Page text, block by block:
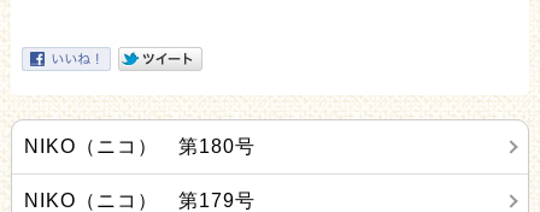
NIKO（ニコ） 第180号
NIKO（ニコ） 第179号